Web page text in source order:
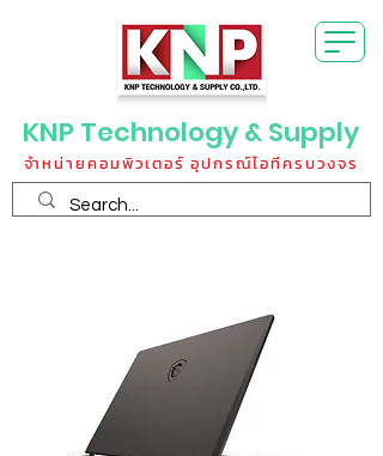
KNP Technology & Supply
จำหน่ายคอมพิวเตอร์ อุปกรณ์ไอทีครบวงจร